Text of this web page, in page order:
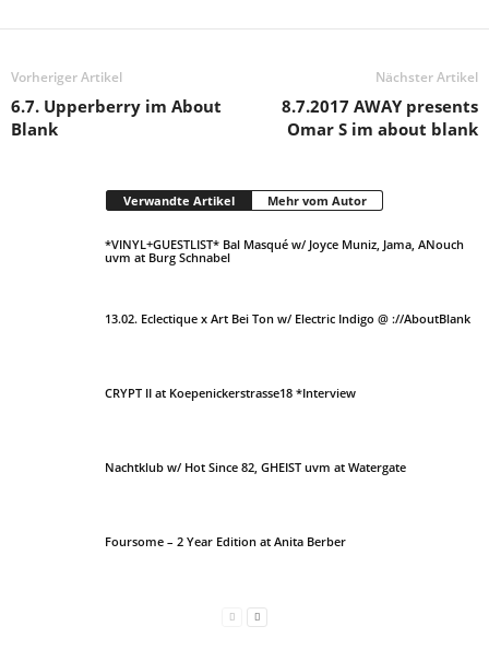
Vorheriger Artikel
6.7. Upperberry im About
Blank
Nächster Artikel
8.7.2017 AWAY presents
Omar S im about blank
Verwandte Artikel Mehr vom Autor
*VINYL+GUESTLIST* Bal Masqué w/ Joyce Muniz, Jama, ANouch
uvm at Burg Schnabel
13.02. Eclectique x Art Bei Ton w/ Electric Indigo @ ://AboutBlank
CRYPT II at Koepenickerstrasse18 *Interview
Nachtklub w/ Hot Since 82, GHEIST uvm at Watergate
Foursome – 2 Year Edition at Anita Berber